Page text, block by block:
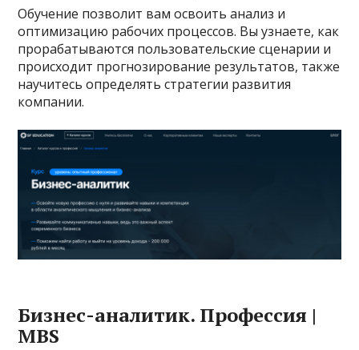
Обучение позволит вам освоить анализ и
оптимизацию рабочих процессов. Вы узнаете, как
прорабатываются пользовательские сценарии и
происходит прогнозирование результатов, также
научитесь определять стратегии развития
компании.
Бизнес-аналитик. Профессия |
MBS